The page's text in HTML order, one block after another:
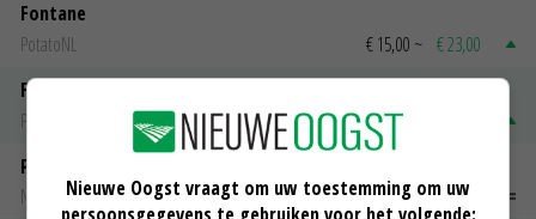
Fontane
PotatoNL
€ 15,00 ~ € 23,00
Fritesgeschikt NL Du Be
PotatoNL
€ 15,00
Peen
Noteringen
€ 26,00~ € 33,00
Nieuwe Oogst vraagt om uw toestemming om uw